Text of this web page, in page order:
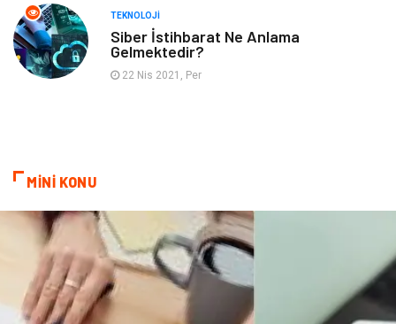
Ev İşleri
Sigorta
TEKNOLOJI
Siber İstihbarat Ne Anlama
Gelmektedir?
22 Nis 2021, Per
MİNİ KONU